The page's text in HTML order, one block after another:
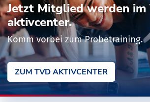
Jetzt Mitglied werden im
aktivcenter.
Komm vorbei zum Probetraining.
ZUM TVD AKTIVCENTER